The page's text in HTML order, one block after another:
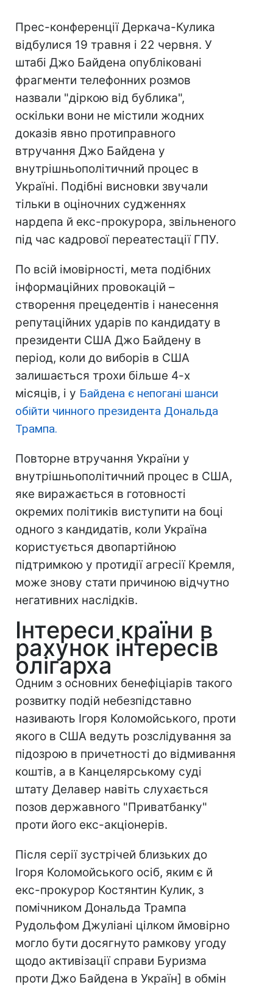
Прес-конференції Деркача-Кулика
відбулися 19 травня і 22 червня. У
штабі Джо Байдена опубліковані
фрагменти телефонних розмов
назвали "діркою від бублика",
оскільки вони не містили жодних
доказів явно протиправного
втручання Джо Байдена у
внутрішньополітичний процес в
Україні. Подібні висновки звучали
тільки в оціночних судженнях
нардепа й екс-прокурора, звільненого
під час кадрової переатестації ГПУ.
По всій імовірності, мета подібних
інформаційних провокацій –
створення прецедентів і нанесення
репутаційних ударів по кандидату в
президенти США Джо Байдену в
період, коли до виборів в США
залишається трохи більше 4-х
місяців, і у Байдена є непогані шанси
обійти чинного президента Дональда
Трампа.
Повторне втручання України у
внутрішньополітичний процес в США,
яке виражається в готовності
окремих політиків виступити на боці
одного з кандидатів, коли Україна
користується двопартійною
підтримкою у протидії агресії Кремля,
може знову стати причиною відчутно
негативних наслідків.
Інтереси країни в
рахунок інтересів
олігарха
Одним з основних бенефіціарів такого
розвитку подій небезпідставно
називають Ігоря Коломойського, проти
якого в США ведуть розслідування за
підозрою в причетності до відмивання
коштів, а в Канцелярському суді
штату Делавер навіть слухається
позов державного "Приватбанку"
проти його екс-акціонерів.
Після серії зустрічей близьких до
Ігоря Коломойського осіб, яким є й
екс-прокурор Костянтин Кулик, з
помічником Дональда Трампа
Рудольфом Джуліані цілком ймовірно
могло бути досягнуто рамкову угоду
щодо активізації справи Буризма
проти Джо Байдена в Україн] в обмін